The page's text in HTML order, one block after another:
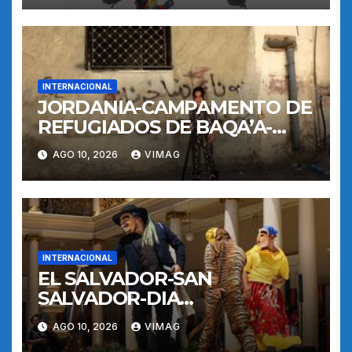
INTERNACIONAL
JORDANIA-CAMPAMENTO DE
REFUGIADOS DE BAQA’A-
VIDA COTIDIANA
AGO 10, 2026 VIMAG
INTERNACIONAL
EL SALVADOR-SAN
SALVADOR-DIA
INTERNACIONAL DE LOS
PUEBLOS INDIGENAS
AGO 10, 2026 VIMAG